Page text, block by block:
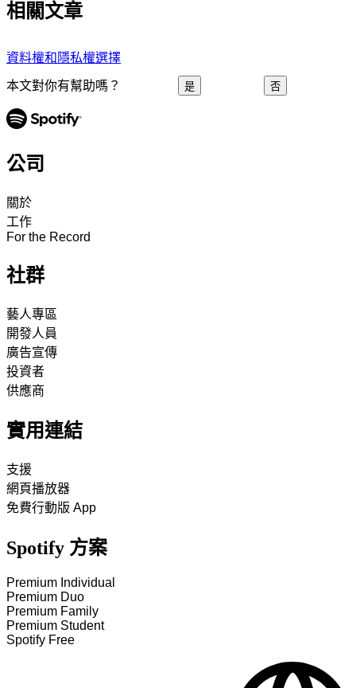
相關文章
資料權和隱私權選擇
本文對你有幫助嗎？ 是 否
公司
關於
工作
For the Record
社群
藝人專區
開發人員
廣告宣傳
投資者
供應商
實用連結
支援
網頁播放器
免費行動版 App
Spotify 方案
Premium Individual
Premium Duo
Premium Family
Premium Student
Spotify Free